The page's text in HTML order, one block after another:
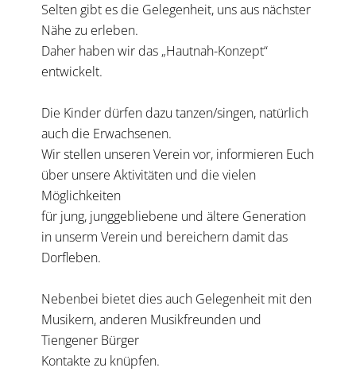
Selten gibt es die Gelegenheit, uns aus nächster
Nähe zu erleben.
Daher haben wir das „Hautnah-Konzept“
entwickelt.
Die Kinder dürfen dazu tanzen/singen, natürlich
auch die Erwachsenen.
Wir stellen unseren Verein vor, informieren Euch
über unsere Aktivitäten und die vielen
Möglichkeiten
für jung, junggebliebene und ältere Generation
in unserm Verein und bereichern damit das
Dorfleben.
Nebenbei bietet dies auch Gelegenheit mit den
Musikern, anderen Musikfreunden und
Tiengener Bürger
Kontakte zu knüpfen.